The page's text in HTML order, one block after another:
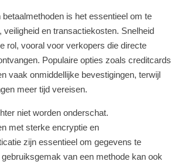
betaalmethoden is het essentieel om te
veiligheid en transactiekosten. Snelheid
rol, vooral voor verkopers die directe
Populaire opties zoals creditcards
vaak onmiddellijke bevestigingen, terwijl
meer tijd vereisen.
niet worden onderschat.
met sterke encryptie en
zijn essentieel om gegevens te
van een methode kan ook